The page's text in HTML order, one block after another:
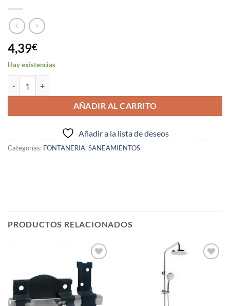
4,39€
Hay existencias
AÑADIR AL CARRITO
Añadir a la lista de deseos
Categorías: FONTANERIA, SANEAMIENTOS
PRODUCTOS RELACIONADOS
Añadir
deseos